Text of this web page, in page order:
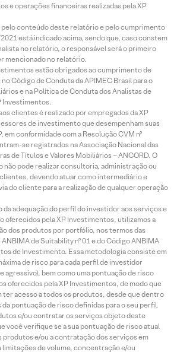
e operações financeiras realizadas pela XP
pelo conteúdo deste relatório e pelo cumprimento
está indicado acima, sendo que, caso constem
no relatório, o responsável será o primeiro
mencionado no relatório.
estão obrigados ao cumprimento de
Código de Conduta da APIMEC Brasil para o
e na Política de Conduta dos Analistas de
Investimentos.
clientes é realizado por empregados da XP
de investimento que desempenham suas
em conformidade com a Resolução CVM nº
se registrados na Associação Nacional das
de Títulos e Valores Mobiliários – ANCORD. O
não pode realizar consultoria, administração ou
devendo atuar como intermediário e
do cliente para a realização de qualquer operação
da adequação do perfil do investidor aos serviços e
oferecidos pela XP Investimentos, utilizamos a
dos produtos por portfólio, nos termos das
de Suitability nº 01 e do Código ANBIMA
de Investimento. Essa metodologia consiste em
de risco para cada perfil de investidor
agressivo), bem como uma pontuação de risco
oferecidos pela XP Investimentos, de modo que
ter acesso a todos os produtos, desde que dentro
pontuação de risco definidas para o seu perfil.
e/ou contratar os serviços objeto deste
você verifique se a sua pontuação de risco atual
produtos e/ou a contratação dos serviços em
limitações de volume, concentração e/ou